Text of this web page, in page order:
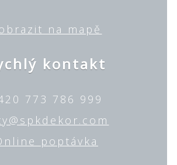
na mapě
kontakt
773 786 999
poptávka